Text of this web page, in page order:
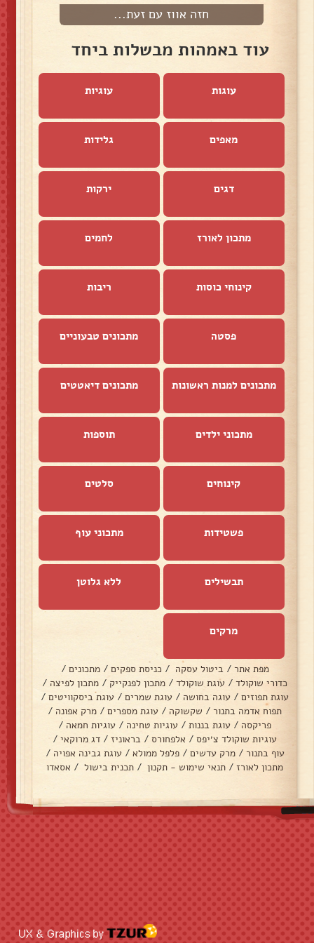
חזה אווז עם זעת...
עוד באמהות מבשלות ביחד
עוגות עוגיות
מאפים גלידות
דגים ירקות
מתכון לאורז לחמים
קינוחי כוסות ריבות
פסטה מתכונים טבעוניים
מתכונים למנות ראשונות מתכונים דיאטטים
מתכוני ילדים תוספות
קינוחים סלטים
פשטידות מתכוני עוף
תבשילים ללא גלוטן
מרקים
מפת אתר / ביטול עסקה / כניסת ספקים / מתכונים /
כדורי שוקולד / עוגת שוקולד / מתכון לפנקייק / מתכון לפיצה /
עוגת תפוזים / עוגה בחושה / עוגת שמרים / עוגת ביסקוויטים /
תפוח אדמה בתנור / שקשוקה / עוגת מספרים / מרק אפונה /
פריקסה / עוגת בננות / עוגיות טחינה / עוגיות חמאה /
עוגיות שוקולד צ׳יפס / אלפחורס / בראוניז / דג מרוקאי /
עוף בתנור / מרק עדשים / פלפל ממולא / עוגת גבינה אפויה /
מתכון לאורז / תנאי שימוש - תקנון / תכנית בישול / אסאדו